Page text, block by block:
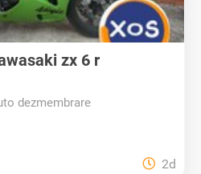
zx 6 r
dezmembrare
2d